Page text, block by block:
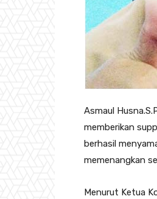
Asmaul
memberikan
berhasil
memenangkan
Menurut Ketua